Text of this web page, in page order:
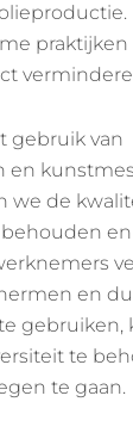
gebruik van
en
we de
en
gebruiken,
te
te gaan.